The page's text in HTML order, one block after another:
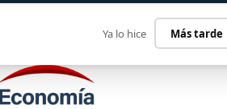
Ya lo hice Más tarde